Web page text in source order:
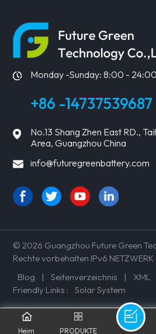
Monday -Sunday: 8:00 - 24:00
+86 -14737539687
No.13 Shang Zhen East RD.,
Area, Guangzhou China
info@futuregreenbattery.com
© 2026 Guangzhou Future Green
Rechte vorbehalten IPv6 NETZWERK
Blog
| Seitenverzeichnis | XML
Friendly Links :
Solar System
Heim PRODUKTE